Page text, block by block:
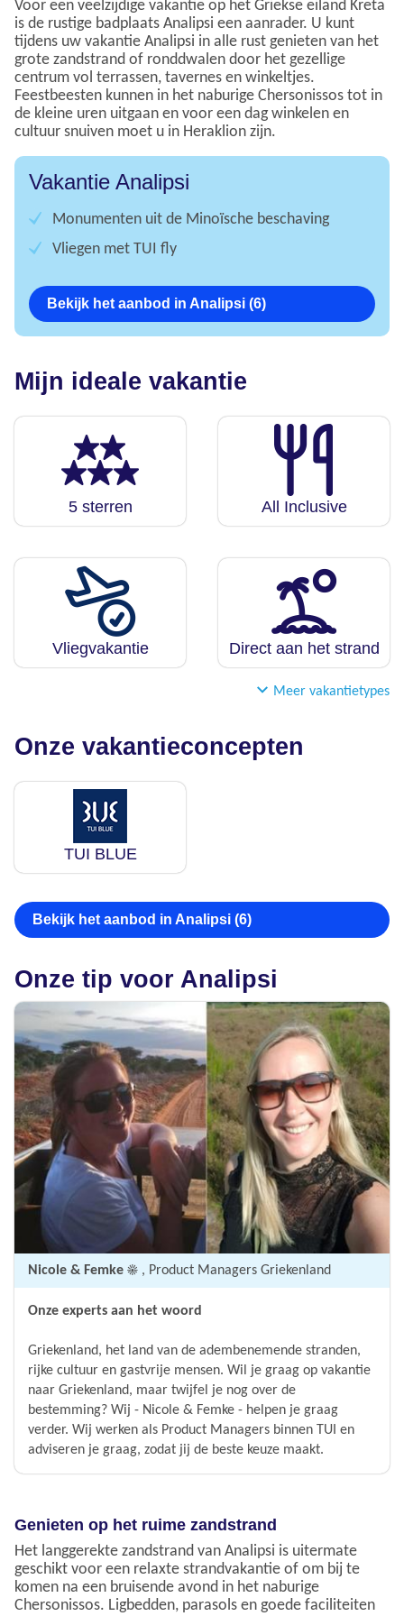
Voor een veelzijdige vakantie op het Griekse eiland Kreta
is de rustige badplaats Analipsi een aanrader. U kunt
tijdens uw vakantie Analipsi in alle rust genieten van het
grote zandstrand of ronddwalen door het gezellige
centrum vol terrassen, tavernes en winkeltjes.
Feestbeesten kunnen in het naburige Chersonissos tot in
de kleine uren uitgaan en voor een dag winkelen en
cultuur snuiven moet u in Heraklion zijn.
Vakantie Analipsi
Monumenten uit de Minoïsche beschaving
Vliegen met TUI fly
Bekijk het aanbod in Analipsi (6)
Mijn ideale vakantie
5 sterren All Inclusive
Vliegvakantie Direct aan het strand
Meer vakantietypes
Onze vakantieconcepten
TUI BLUE
Bekijk het aanbod in Analipsi (6)
Onze tip voor Analipsi
Nicole & Femke ☀️ , Product Managers Griekenland
Onze experts aan het woord
Griekenland, het land van de adembenemende stranden,
rijke cultuur en gastvrije mensen. Wil je graag op vakantie
naar Griekenland, maar twijfel je nog over de
bestemming? Wij - Nicole & Femke - helpen je graag
verder. Wij werken als Product Managers binnen TUI en
adviseren je graag, zodat jij de beste keuze maakt.
Genieten op het ruime zandstrand
Het langgerekte zandstrand van Analipsi is uitermate
geschikt voor een relaxte strandvakantie of om bij te
komen na een bruisende avond in het naburige
Chersonissos. Ligbedden, parasols en goede faciliteiten